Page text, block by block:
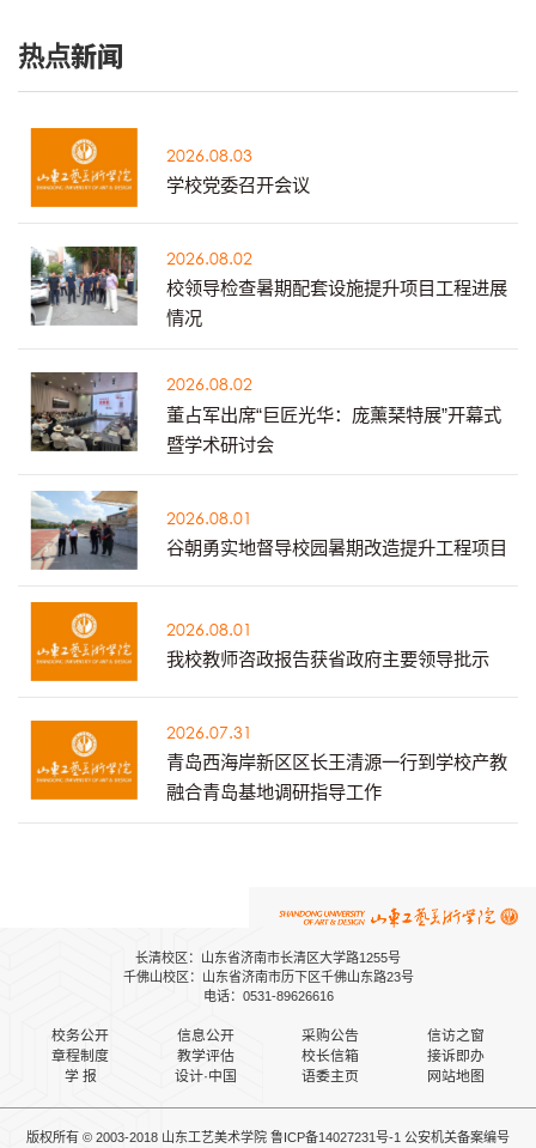
热点新闻
2026.08.03
学校党委召开会议
2026.08.02
校领导检查暑期配套设施提升项目工程进展
情况
2026.08.02
董占军出席“巨匠光华：庞薰琹特展”开幕式
暨学术研讨会
2026.08.01
谷朝勇实地督导校园暑期改造提升工程项目
2026.08.01
我校教师咨政报告获省政府主要领导批示
2026.07.31
青岛西海岸新区区长王清源一行到学校产教
融合青岛基地调研指导工作
长清校区：山东省济南市长清区大学路1255号
千佛山校区：山东省济南市历下区千佛山东路23号
电话：0531-89626616
校务公开 信息公开 采购公告
信访之窗
章程制度
教学评估 校长信箱
接诉即办
学 报
设计·中国 语委主页 网站地图
版权所有 © 2003-2018 山东工艺美术学院 鲁ICP备14027231号-1 公安机关备案编号